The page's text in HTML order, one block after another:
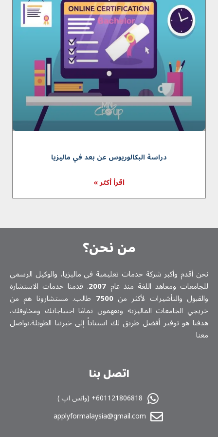
دراسة البکالوریوس عن بعد في ماليزيا
اقرأ أكثر »
من نحن؟
نحن أقدم وأكبر شركة خدمات تعلیمیة في ماليزيا، والوكيل الرسمي
للجامعات ومعاهد اللغة منذ عام 2007. قدمنا خدمات الاستشارة
والقبول والتأشيرات لأكثر من7500 طالب. مستشارونا هم من
خريجي الجامعات الماليزية ويفهمون تمامًا احتياجاتك ومخاوفك،
هدفنا هو توفير أفضل طريق لك استناداً إلى خبرتنا الطويلة.تواصل
معنا
اتصل بنا
601121806818+ (واتس اپ )
applyformalaysia@gmail.com